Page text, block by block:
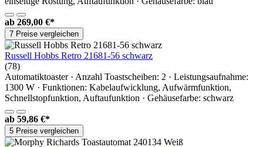
ab 269,00 €*
7 Preise vergleichen
Russell Hobbs Retro 21681-56 schwarz
(78)
Automatiktoaster · Anzahl Toastscheiben: 2 · Leistungsaufnahme:
1300 W · Funktionen: Kabelaufwicklung, Aufwärmfunktion,
Schnellstopfunktion, Auftaufunktion · Gehäusefarbe: schwarz
ab 59,86 €*
5 Preise vergleichen